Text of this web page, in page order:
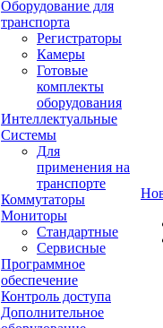
Оборудование для
транспорта
Регистраторы
Камеры
Готовые
комплекты
оборудования
Интеллектуальные
Системы
Для
применения на
транспорте
Коммутаторы
Мониторы
Стандартные
Сервисные
Программное
обеспечение
Контроль доступа
Дополнительное